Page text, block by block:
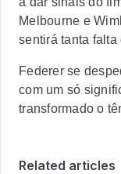
Melbourne e
sentirá tanta falta
Federer se
com um só
transformado o
Related articles